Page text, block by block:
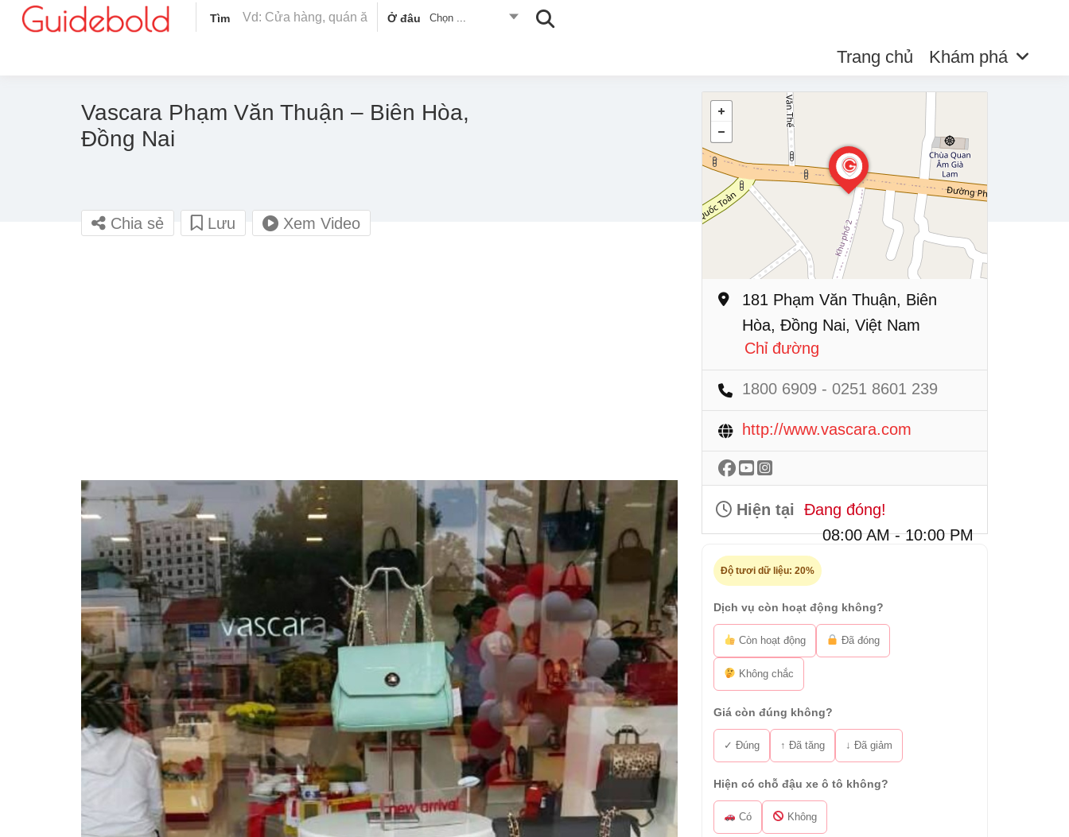
Tìm Ở đâu Chọn ...
Trang chủ Khám phá
Vascara Phạm Văn Thuận – Biên Hòa,
Đồng Nai
Chia sẻ Lưu Xem Video
181 Phạm Văn Thuận, Biên
Hòa, Đồng Nai, Việt Nam
Chỉ đường
1800 6909 - 0251 8601 239
http://www.vascara.com
Hiện tại
Đang đóng!
08:00 AM - 10:00 PM
Độ tươi dữ liệu: 20%
Dịch vụ còn hoạt động không?
Còn hoạt động Đã đóng
Không chắc
Giá còn đúng không?
✓ Đúng ↑ Đã tăng ↓ Đã giảm
Hiện có chỗ đậu xe ô tô không?
Có Không